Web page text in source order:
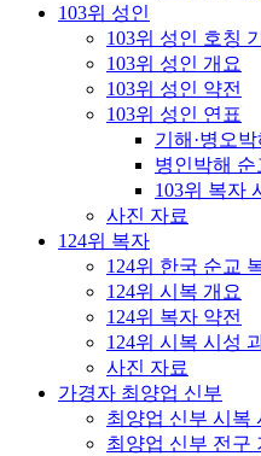
103위 성인
103위 성인 호칭
103위 성인 개요
103위 성인 약전
103위 성인 연표
기해·병오
병인박해 순
103위 복자
사진 자료
124위 복자
124위 한국 순교
124위 시복 개요
124위 복자 약전
124위 시복 시성
사진 자료
가경자 최양업 신부
최양업 신부 시복
최양업 신부 전구